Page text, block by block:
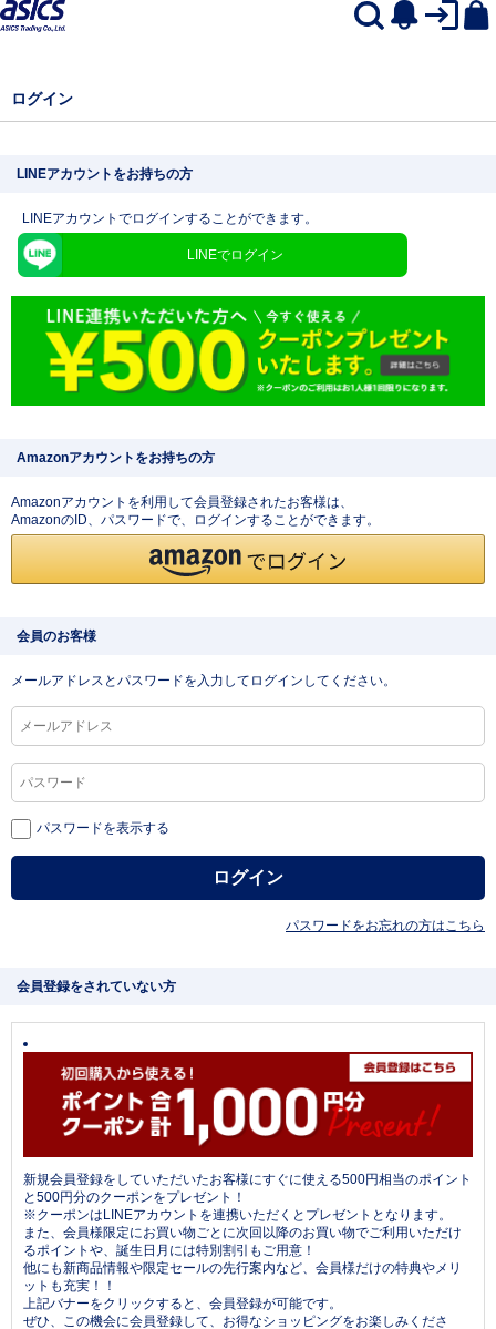
ログイン
LINEアカウントをお持ちの方
LINEアカウントでログインすることができます。
LINEでログイン
Amazonアカウントをお持ちの方
Amazonアカウントを利用して会員登録されたお客様は、
AmazonのID、パスワードで、ログインすることができます。
会員のお客様
メールアドレスとパスワードを入力してログインしてください。
パスワードを表示する
パスワードをお忘れの方はこちら
会員登録をされていない方
新規会員登録をしていただいたお客様にすぐに使える500円相当のポイント
と500円分のクーポンをプレゼント！
※クーポンはLINEアカウントを連携いただくとプレゼントとなります。
また、会員様限定にお買い物ごとに次回以降のお買い物でご利用いただけ
るポイントや、誕生日月には特別割引もご用意！
他にも新商品情報や限定セールの先行案内など、会員様だけの特典やメリ
ットも充実！！
上記バナーをクリックすると、会員登録が可能です。
ぜひ、この機会に会員登録して、お得なショッピングをお楽しみくださ